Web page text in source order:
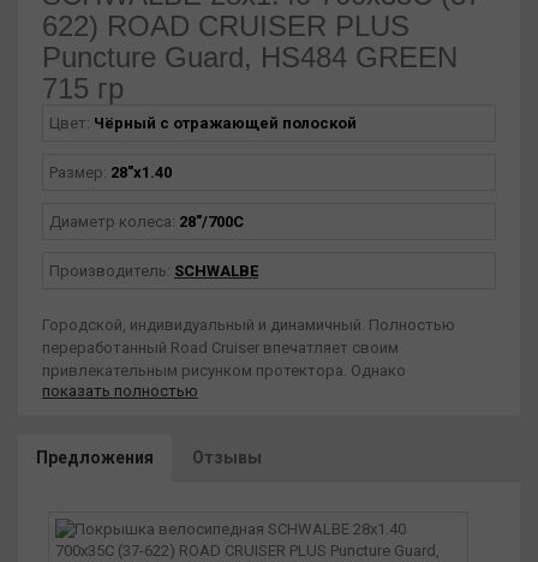
622) ROAD CRUISER PLUS
Puncture Guard, HS484 GREEN
715 гр
Цвет: Чёрный с отражающей полоской
Размер: 28"х1.40
Диаметр колеса: 28"/700С
Производитель: SCHWALBE
Городской, индивидуальный и динамичный. Полностью
переработанный Road Cruiser впечатляет своим
привлекательным рисунком протектора. Однако
отличительной особенностью нового Road Cruiser является
качества, что мы впервые используем его в обычных
Профиль: HS 484
EPI: 50
показать полностью
Предложения Отзывы